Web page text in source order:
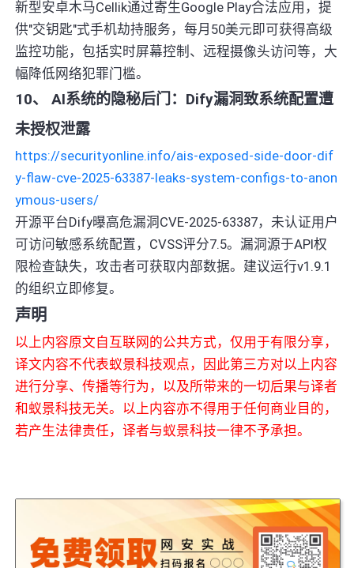
新型安卓木马Cellik通过寄生Google Play合法应用，提
供"交钥匙"式手机劫持服务，每月50美元即可获得高级
监控功能，包括实时屏幕控制、远程摄像头访问等，大
幅降低网络犯罪门槛。
10、 AI系统的隐秘后门：Dify漏洞致系统配置遭
未授权泄露
https://securityonline.info/ais-exposed-side-door-dif
y-flaw-cve-2025-63387-leaks-system-configs-to-anon
ymous-users/
开源平台Dify曝高危漏洞CVE-2025-63387，未认证用户
可访问敏感系统配置，CVSS评分7.5。漏洞源于API权
限检查缺失，攻击者可获取内部数据。建议运行v1.9.1
的组织立即修复。
声明
以上内容原文自互联网的公共方式，仅用于有限分享，
译文内容不代表蚁景科技观点，因此第三方对以上内容
进行分享、传播等行为，以及所带来的一切后果与译者
和蚁景科技无关。以上内容亦不得用于任何商业目的，
若产生法律责任，译者与蚁景科技一律不予承担。